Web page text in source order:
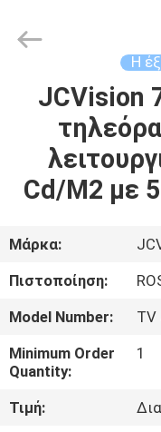
ΣΠΊΤΙ
ΠΡΟΪΌΝΤΑ
ΜΕ
ΕΜΆΣ
ΕΠΙΣΚΈΨΕΙΣ
ΣΤΟ
ΕΡΓΟΣΤΆΣΙΟ
Interactive
Technology
Reserved.
Η
JCVision
Cd/M2 με
Μάρκα:
Πιστοποίηση:
Model Number:
TV
Minimum Order
Quantity:
1
Τιμή: